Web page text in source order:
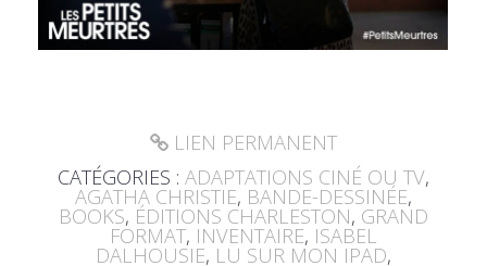
LIEN PERMANENT
CATÉGORIES : ADAPTATIONS CINÉ OU TV,
AGATHA CHRISTIE, BANDE-DESSINÉE,
BOOKS, ÉDITIONS CHARLESTON, GRAND
FORMAT, INVENTAIRE, ISABEL
DALHOUSIE, LU SUR MON IPAD,